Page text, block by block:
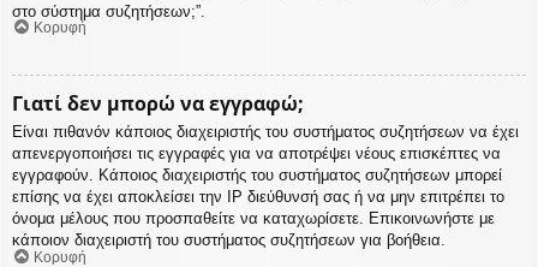
στο σύστημα συζητήσεων;”.
Κορυφή
Γιατί δεν μπορώ να εγγραφώ;
Είναι πιθανόν κάποιος διαχειριστής του συστήματος συζητήσεων να έχει
απενεργοποιήσει τις εγγραφές για να αποτρέψει νέους επισκέπτες να
εγγραφούν. Κάποιος διαχειριστής του συστήματος συζητήσεων μπορεί
επίσης να έχει αποκλείσει την IP διεύθυνσή σας ή να μην επιτρέπει το
όνομα μέλους που προσπαθείτε να καταχωρίσετε. Επικοινωνήστε με
κάποιον διαχειριστή του συστήματος συζητήσεων για βοήθεια.
Κορυφή